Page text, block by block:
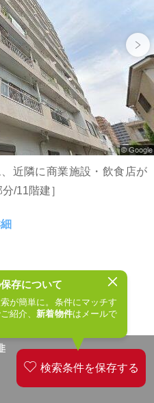
存について
が簡単に。条件にマッチす
紹介、新着物件はメールで
近隣に商業施設・飲食店が
/11階建］
/ 南向き
学校